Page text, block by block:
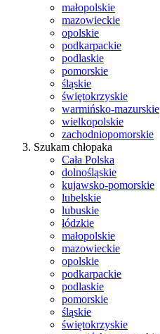
małopolskie
mazowieckie
opolskie
podkarpackie
podlaskie
pomorskie
śląskie
świętokrzyskie
warmińsko-mazurskie
wielkopolskie
zachodniopomorskie
Szukam chłopaka
Cała Polska
dolnośląskie
kujawsko-pomorskie
lubelskie
lubuskie
łódzkie
małopolskie
mazowieckie
opolskie
podkarpackie
podlaskie
pomorskie
śląskie
świętokrzyskie